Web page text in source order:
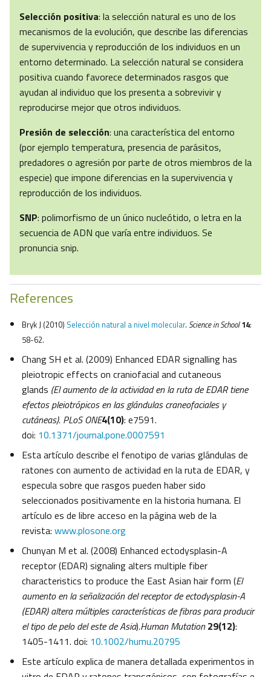
Selección positiva: la selección natural es uno de los
mecanismos de la evolución, que describe las diferencias
de supervivencia y reproducción de los individuos en un
entorno determinado. La selección natural se considera
positiva cuando favorece determinados rasgos que
ayudan al individuo que los presenta a sobrevivir y
reproducirse mejor que otros individuos.
Presión de selección: una característica del entorno
(por ejemplo temperatura, presencia de parásitos,
predadores o agresión por parte de otros miembros de la
especie) que impone diferencias en la supervivencia y
reproducción de los individuos.
SNP: polimorfismo de un único nucleótido, o letra en la
secuencia de ADN que varía entre individuos. Se
pronuncia snip.
References
Bryk J (2010) Selección natural a nivel molecular. Science in School 14:
58-62.
Chang SH et al. (2009) Enhanced EDAR signalling has
pleiotropic effects on craniofacial and cutaneous
glands (El aumento de la actividad en la ruta de EDAR tiene
efectos pleiotrópicos en las glándulas craneofaciales y
cutáneas). PLoS ONE4(10): e7591.
doi: 10.1371/journal.pone.0007591
Esta artículo describe el fenotipo de varias glándulas de
ratones con aumento de actividad en la ruta de EDAR, y
especula sobre que rasgos pueden haber sido
seleccionados positivamente en la historia humana. El
artículo es de libre acceso en la página web de la
revista: www.plosone.org
Chunyan M et al. (2008) Enhanced ectodysplasin-A
receptor (EDAR) signaling alters multiple fiber
characteristics to produce the East Asian hair form (El
aumento en la señalización del receptor de ectodysplasin-A
(EDAR) altera múltiples características de fibras para producir
el tipo de pelo del este de Asia).Human Mutation 29(12):
1405-1411. doi: 10.1002/humu.20795
Este artículo explica de manera detallada experimentos in